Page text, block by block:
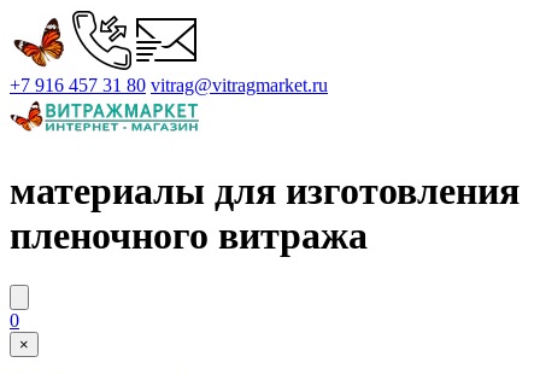
+7 916 457 31 80 vitrag@vitragmarket.ru
материалы для изготовления
пленочного витража
0
×